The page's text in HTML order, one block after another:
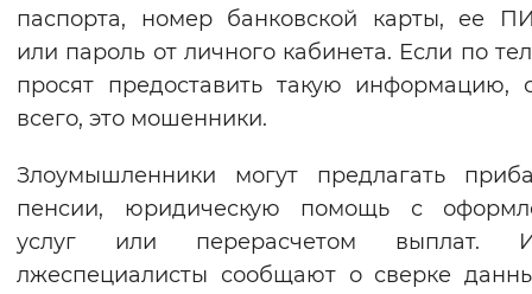
Изображения
Включены Выключены
Звуковой ассистент
Воспроизвести Остановить
Вернуть стандартные настройки
паспорта, номер банковской карты, ее
или пароль от личного кабинета. Если по
просят предоставить такую информацию,
всего, это мошенники.
Злоумышленники могут предлагать
пенсии, юридическую помощь с
услуг или перерасчетом выплат.
лжеспециалисты сообщают о сверке